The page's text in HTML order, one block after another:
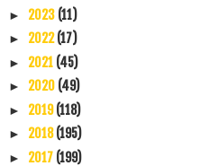
► 2023 (11)
► 2022(17)
► 2021 (45)
► 2020 (49)
► 2019(118)
► 2018(195)
► 2017 (199)